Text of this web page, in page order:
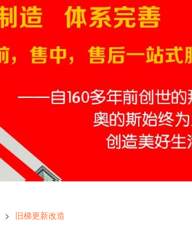
> 旧梯更新改造